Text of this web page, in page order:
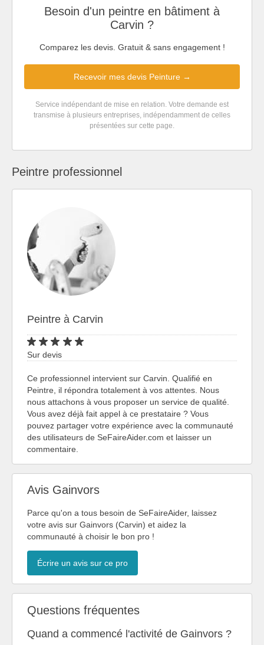
Besoin d'un peintre en bâtiment à
Carvin ?
Comparez les devis. Gratuit & sans engagement !
Recevoir mes devis Peinture →
Service indépendant de mise en relation. Votre demande est
transmise à plusieurs entreprises, indépendamment de celles
présentées sur cette page.
Peintre professionnel
Peintre à Carvin
Sur devis
Ce professionnel intervient sur Carvin. Qualifié en
Peintre, il répondra totalement à vos attentes. Nous
nous attachons à vous proposer un service de qualité.
Vous avez déjà fait appel à ce prestataire ? Vous
pouvez partager votre expérience avec la communauté
des utilisateurs de SeFaireAider.com et laisser un
commentaire.
Avis Gainvors
Parce qu'on a tous besoin de SeFaireAider, laissez
votre avis sur Gainvors (Carvin) et aidez la
communauté à choisir le bon pro !
Écrire un avis sur ce pro
Questions fréquentes
Quand a commencé l'activité de Gainvors ?